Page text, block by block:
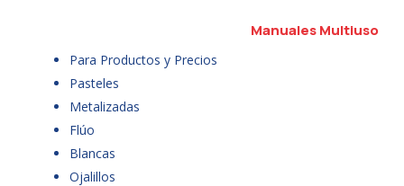
Manuales Multiuso
Para Productos y Precios
Pasteles
Metalizadas
Flúo
Blancas
Ojalillos